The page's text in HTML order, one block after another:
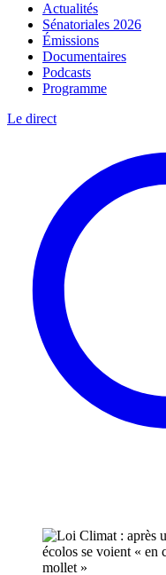
Actualités
Sénatoriales 2026
Émissions
Documentaires
Podcasts
Programme
Le direct